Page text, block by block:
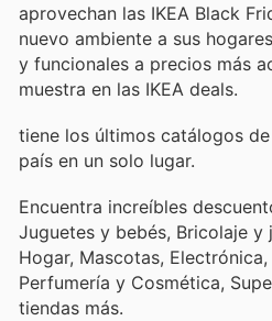
aprovechan las IKEA Black
nuevo ambiente a sus
y funcionales a precios más
muestra en las IKEA deals.
tiene los últimos catálogos
país en un solo lugar.
Encuentra increíbles
Juguetes y bebés, Bricolaje
Hogar, Mascotas,
Perfumería y Cosmética,
tiendas más.